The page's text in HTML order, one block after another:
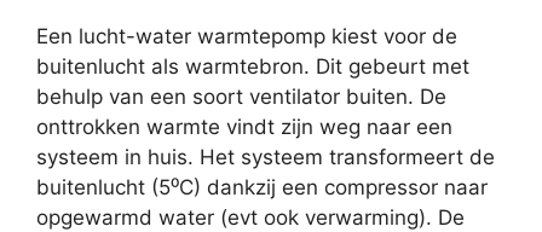
Een lucht-water warmtepomp kiest voor de
buitenlucht als warmtebron. Dit gebeurt met
behulp van een soort ventilator buiten. De
onttrokken warmte vindt zijn weg naar een
systeem in huis. Het systeem transformeert de
buitenlucht (5⁰C) dankzij een compressor naar
opgewarmd water (evt ook verwarming). De